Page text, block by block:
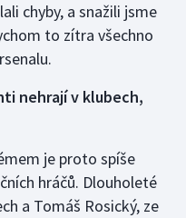
chyby, a snažili jsme
to zítra všechno
nehrají v klubech,
je proto spíše
hráčů. Dlouholeté
a Tomáš Rosický, ze